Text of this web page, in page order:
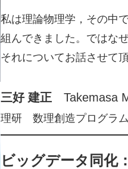
私は理論物理学，その中
組んできました。ではな
それについてお話させて頂
三好 建正 Takemasa
理研 数理創造プログラ
ビッグデータ同化